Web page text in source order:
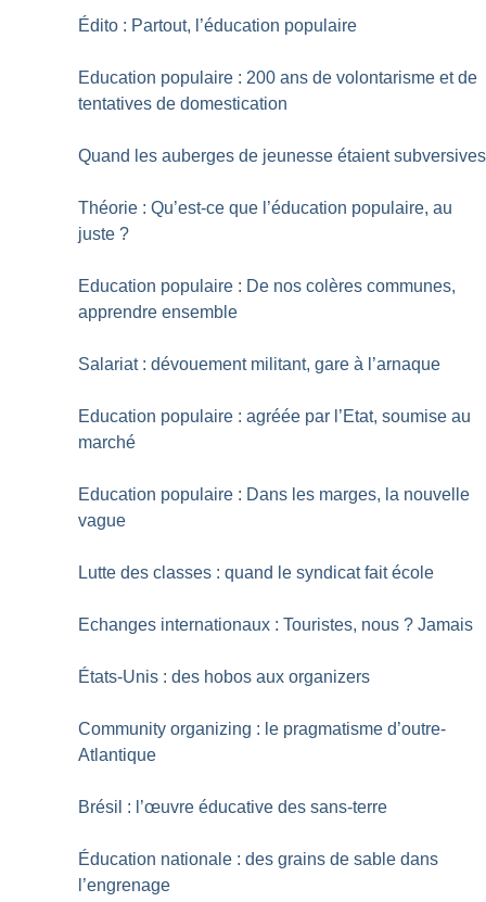
Édito : Partout, l’éducation populaire
Education populaire : 200 ans de volontarisme et de
tentatives de domestication
Quand les auberges de jeunesse étaient subversives
Théorie : Qu’est-ce que l’éducation populaire, au
juste ?
Education populaire : De nos colères communes,
apprendre ensemble
Salariat : dévouement militant, gare à l’arnaque
Education populaire : agréée par l’Etat, soumise au
marché
Education populaire : Dans les marges, la nouvelle
vague
Lutte des classes : quand le syndicat fait école
Echanges internationaux : Touristes, nous ? Jamais
États-Unis : des hobos aux organizers
Community organizing : le pragmatisme d’outre-
Atlantique
Brésil : l’œuvre éducative des sans-terre
Éducation nationale : des grains de sable dans
l’engrenage